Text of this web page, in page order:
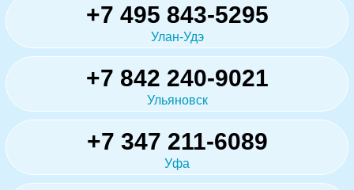
+7 495 843-5295
Улан-Удэ
+7 842 240-9021
Ульяновск
+7 347 211-6089
Уфа